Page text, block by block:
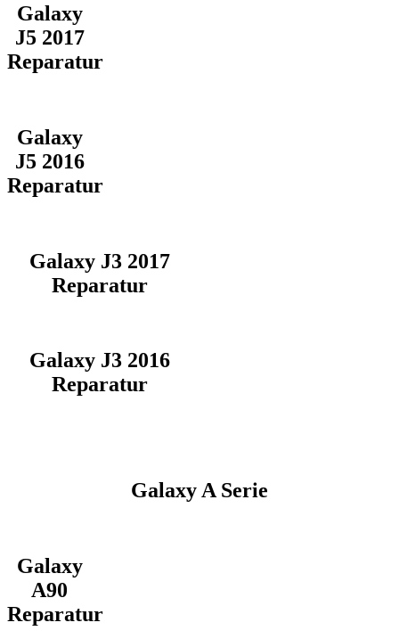
Galaxy
J5 2017
Reparatur
Galaxy
J5 2016
Reparatur
Galaxy J3 2017
Reparatur
Galaxy J3 2016
Reparatur
Galaxy A Serie
Galaxy
A90
Reparatur